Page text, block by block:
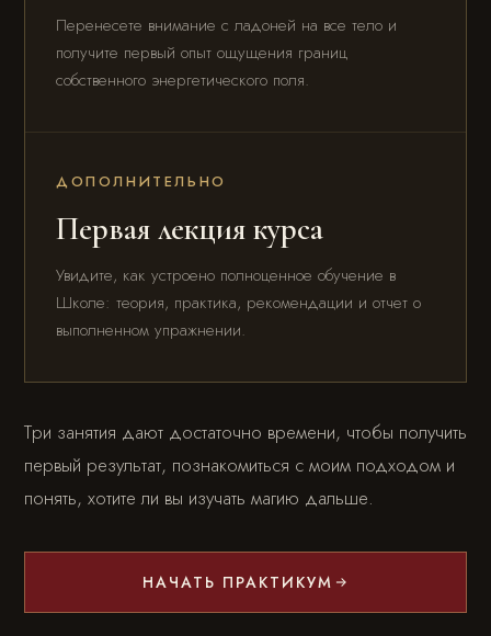
Перенесете внимание с ладоней на все тело и
получите первый опыт ощущения границ
собственного энергетического поля.
ДОПОЛНИТЕЛЬНО
Первая лекция курса
Увидите, как устроено полноценное обучение в
Школе: теория, практика, рекомендации и отчет о
выполненном упражнении.
Три занятия дают достаточно времени, чтобы получить
первый результат, познакомиться с моим подходом и
понять, хотите ли вы изучать магию дальше.
НАЧАТЬ ПРАКТИКУМ